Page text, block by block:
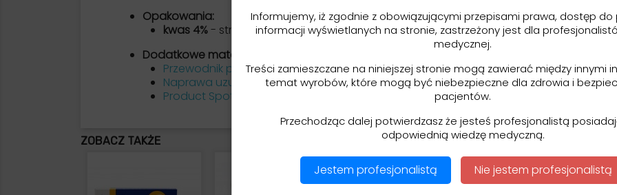
Opakowania:
kwas 4%- strzykawka 5 g,
Dodatkowe materiały:
Przewodnik po produktach Bisco 2022
Naprawa uzupelnien ceramicznych dla każdego - opis procedur TPS 11.2018
Product Spotlight 2025
ZOBACZ TAKŻE
Informujemy, iż zgodnie z obowiązującymi przepisami prawa, dostęp do
informacji wyświetlanych na stronie, zastrzeżony jest dla
medycznej.
Treści zamieszczane na niniejszej stronie mogą zawierać między innymi
temat wyrobów, które mogą być niebezpieczne dla zdrowia i
pacjentów.
Przechodząc dalej potwierdzasz że jesteś profesjonalistą
odpowiednią wiedzę medyczną.
Jestem profesjonalistą Nie jestem profesjonalistą